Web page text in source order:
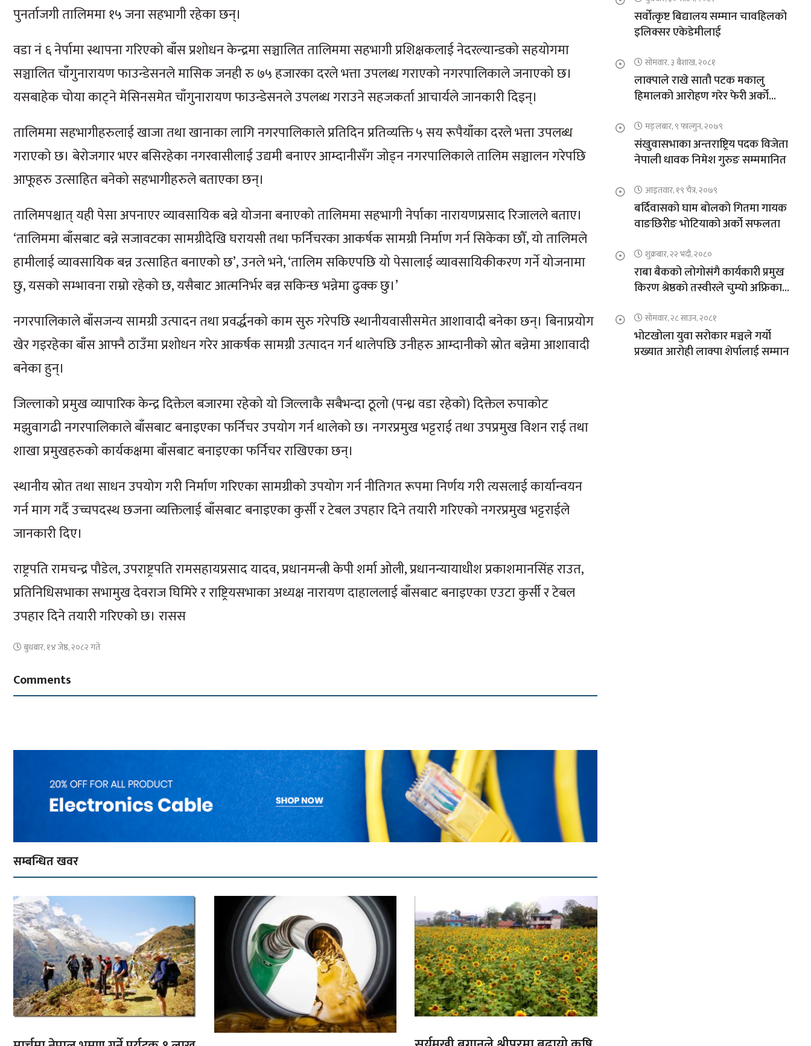
पुनर्ताजगी तालिममा १५ जना सहभागी रहेका छन्।
वडा नं ६ नेर्पामा स्थापना गरिएको बाँस प्रशोधन केन्द्रमा सञ्चालित तालिममा सहभागी प्रशिक्षकलाई नेदरल्यान्डको सहयोगमा
सञ्चालित चाँगुनारायण फाउन्डेसनले मासिक जनही रु ७५ हजारका दरले भत्ता उपलब्ध गराएको नगरपालिकाले जनाएको छ।
यसबाहेक चोया काट्ने मेसिनसमेत चाँगुनारायण फाउन्डेसनले उपलब्ध गराउने सहजकर्ता आचार्यले जानकारी दिइन्।
तालिममा सहभागीहरुलाई खाजा तथा खानाका लागि नगरपालिकाले प्रतिदिन प्रतिव्यक्ति ५ सय रूपैयाँका दरले भत्ता उपलब्ध
गराएको छ। बेरोजगार भएर बसिरहेका नगरवासीलाई उद्यमी बनाएर आम्दानीसँग जोड्न नगरपालिकाले तालिम सञ्चालन गरेपछि
आफूहरु उत्साहित बनेको सहभागीहरुले बताएका छन्।
तालिमपश्चात् यही पेसा अपनाएर व्यावसायिक बन्ने योजना बनाएको तालिममा सहभागी नेर्पाका नारायणप्रसाद रिजालले बताए।
‘तालिममा बाँसबाट बन्ने सजावटका सामग्रीदेखि घरायसी तथा फर्निचरका आकर्षक सामग्री निर्माण गर्न सिकेका छौँ, यो तालिमले
हामीलाई व्यावसायिक बन्न उत्साहित बनाएको छ’, उनले भने, ‘तालिम सकिएपछि यो पेसालाई व्यावसायिकीकरण गर्ने योजनामा
छु, यसको सम्भावना राम्रो रहेको छ, यसैबाट आत्मनिर्भर बन्न सकिन्छ भन्नेमा ढुक्क छु।’
नगरपालिकाले बाँसजन्य सामग्री उत्पादन तथा प्रवर्द्धनको काम सुरु गरेपछि स्थानीयवासीसमेत आशावादी बनेका छन्। बिनाप्रयोग
खेर गइरहेका बाँस आफ्नै ठाउँमा प्रशोधन गरेर आकर्षक सामग्री उत्पादन गर्न थालेपछि उनीहरु आम्दानीको स्रोत बन्नेमा आशावादी
बनेका हुन्।
जिल्लाको प्रमुख व्यापारिक केन्द्र दिक्तेल बजारमा रहेको यो जिल्लाकै सबैभन्दा ठूलो (पन्ध्र वडा रहेको) दिक्तेल रुपाकोट
मझुवागढी नगरपालिकाले बाँसबाट बनाइएका फर्निचर उपयोग गर्न थालेको छ। नगरप्रमुख भट्टराई तथा उपप्रमुख विशन राई तथा
शाखा प्रमुखहरुको कार्यकक्षमा बाँसबाट बनाइएका फर्निचर राखिएका छन्।
स्थानीय स्रोत तथा साधन उपयोग गरी निर्माण गरिएका सामग्रीको उपयोग गर्न नीतिगत रूपमा निर्णय गरी त्यसलाई कार्यान्वयन
गर्न माग गर्दै उच्चपदस्थ छजना व्यक्तिलाई बाँसबाट बनाइएका कुर्सी र टेबल उपहार दिने तयारी गरिएको नगरप्रमुख भट्टराईले
जानकारी दिए।
राष्ट्रपति रामचन्द्र पौडेल, उपराष्ट्रपति रामसहायप्रसाद यादव, प्रधानमन्त्री केपी शर्मा ओली, प्रधानन्यायाधीश प्रकाशमानसिंह राउत,
प्रतिनिधिसभाका सभामुख देवराज घिमिरे र राष्ट्रियसभाका अध्यक्ष नारायण दाहाललाई बाँसबाट बनाइएका एउटा कुर्सी र टेबल
उपहार दिने तयारी गरिएको छ। रासस
बुधबार, १४ जेष्ठ, २०८२ गते
Comments
सम्बन्धित खवर
सर्वोत्कृष्ट बिद्यालय सम्मान चावहिलको
इलिक्सर एकेडेमीलाई
सोमवार, ३ बैशाख, २०८१
लाक्पाले राखे सातौ पटक मकालु
हिमालको आरोहण गरेर फेरी अर्को
मङ्लबार, ९ फाल्गुन, २०७९
संखुवासभाका अन्तराष्ट्रिय पदक विजेता
नेपाली धावक निमेश गुरुङ सम्ममानित
आइतवार, १९ चैत्र, २०७९
बर्दिवासको घाम बोलको गितमा गायक
वाङछिरीङ भोटियाको अर्को सफलता
शुक्रबार, २२ भदौ, २०८०
राबा बैकको लोगोसंगै कार्यकारी प्रमुख
किरण श्रेष्ठको तस्वीरले चुम्यो अफ्रिकाको
सोमवार, २८ साउन, २०८१
भोटखोला युवा सरोकार मञ्चले गर्यो
प्रख्यात आरोही लाक्पा शेर्पालाई सम्मान